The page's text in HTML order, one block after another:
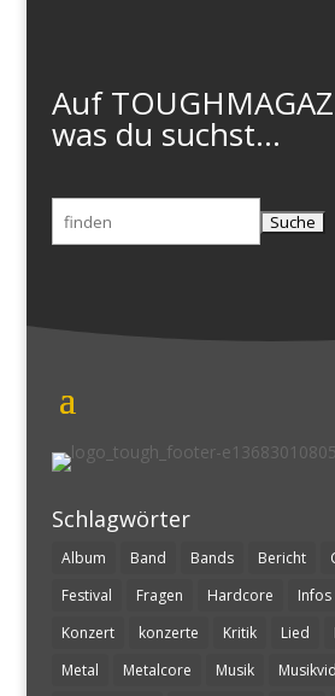
Auf
was du suchst...
Suchen
nach:
Schlagwörter
Album Band Bands Bericht
Festival
Fragen Hardcore Infos
Konzert
konzerte Kritik Lied
Metal
Metalcore Musik